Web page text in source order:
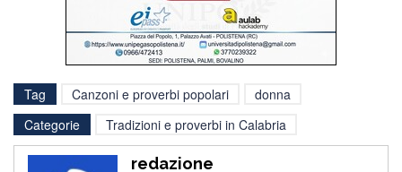
Tag Canzoni e proverbi popolari
donna
Categorie
Tradizioni e proverbi in Calabria
redazione